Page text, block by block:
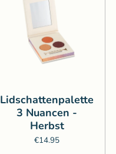
Lidschattenpalette
3 Nuancen -
Herbst
€14.95